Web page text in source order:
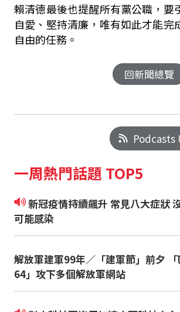
賴清德最後也提醒所有黨公職，要
自愛、堅持清廉，唯有如此才能完
自由的任務。
回新聞總覽
Podcasts
一周熱門話題 TOP5
新冠疫情持續飆升 常見八大症狀 沒發燒也
可能感染
解放軍建軍99年／「建軍節」前夕
64」攻下多個解放軍網站